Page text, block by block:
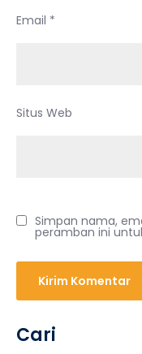
Email *
Situs Web
Simpan nama,
peramban ini
Cari